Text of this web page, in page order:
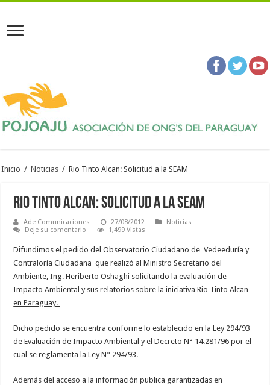
Inicio / Noticias / Rio Tinto Alcan: Solicitud a la SEAM
Rio Tinto Alcan: Solicitud a la SEAM
Ade Comunicaciones 27/08/2012
Noticias
Deje su comentario
1,499 Vistas
Difundimos el pedido del Observatorio Ciudadano de Vedeeduría y
Contraloría Ciudadana que realizó al Ministro Secretario del
Ambiente, Ing. Heriberto Oshaghi solicitando la evaluación de
Impacto Ambiental y sus relatorios sobre la iniciativaRio Tinto Alcan
en Paraguay.
Dicho pedido se encuentra conforme lo establecido en la Ley 294/93
de Evaluación de Impacto Ambiental y el Decreto N° 14.281/96 por el
cual se reglamenta la Ley N° 294/93.
Además del acceso a la información publica garantizadas en